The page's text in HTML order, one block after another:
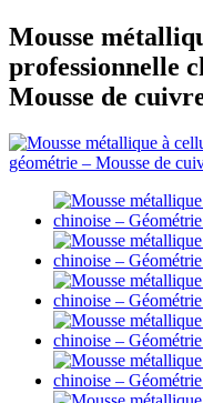
Mousse
professionnelle
Mousse de